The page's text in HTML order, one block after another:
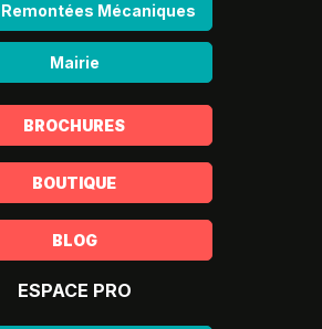
Remontées Mécaniques
Mairie
BROCHURES
BOUTIQUE
BLOG
ESPACE PRO